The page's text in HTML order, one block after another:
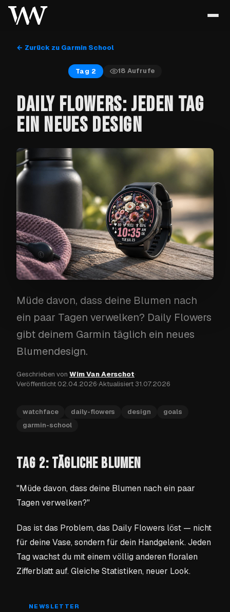
← Zurück zu Garmin School
Tag 2 18 Aufrufe
DAILY FLOWERS: JEDEN TAG
EIN NEUES DESIGN
Müde davon, dass deine Blumen nach
ein paar Tagen verwelken? Daily Flowers
gibt deinem Garmin täglich ein neues
Blumendesign.
Geschrieben von Wim Van Aerschot·
Veröffentlicht 02.04.2026·Aktualisiert 31.07.2026
watchface daily-flowers design
goals
garmin-school
TAG 2: TÄGLICHE BLUMEN
"Müde davon, dass deine Blumen nach ein paar
Tagen verwelken?"
Das ist das Problem, das Daily Flowers löst — nicht
für deine Vase, sondern für dein Handgelenk. Jeden
Tag wachst du mit einem völlig anderen floralen
Zifferblatt auf. Gleiche Statistiken, neuer Look.
NEWSLETTER